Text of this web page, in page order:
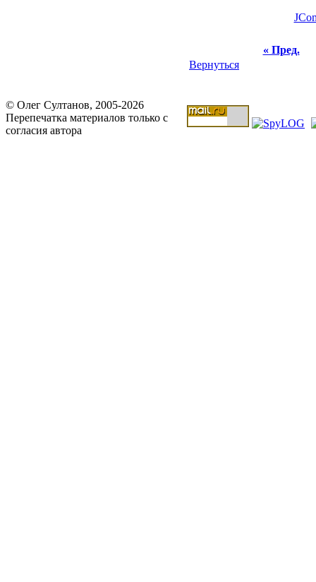
« Пред.
Вернуться
© Олег Султанов, 2005-2026
Перепечатка материалов только с
согласия автора